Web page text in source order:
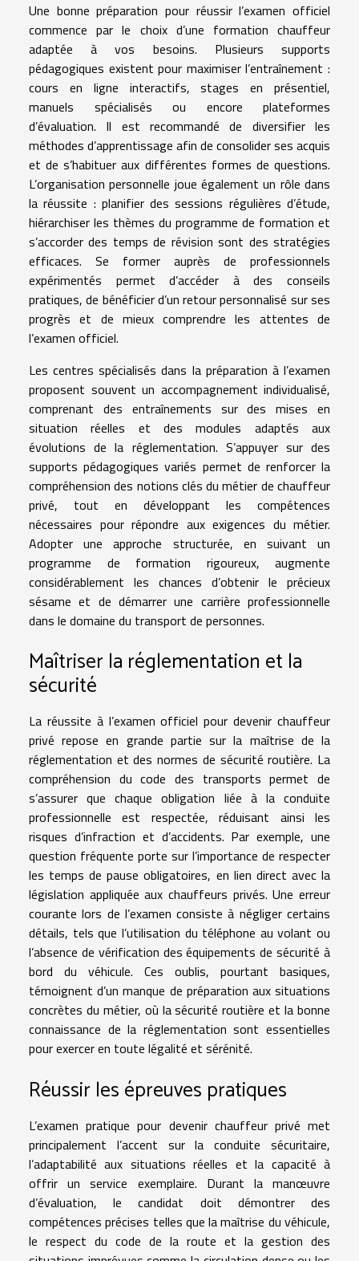
Une bonne préparation pour réussir l’examen officiel
commence par le choix d’une formation chauffeur
adaptée à vos besoins. Plusieurs supports
pédagogiques existent pour maximiser l’entraînement :
cours en ligne interactifs, stages en présentiel,
manuels spécialisés ou encore plateformes
d’évaluation. Il est recommandé de diversifier les
méthodes d’apprentissage afin de consolider ses acquis
et de s’habituer aux différentes formes de questions.
L’organisation personnelle joue également un rôle dans
la réussite : planifier des sessions régulières d’étude,
hiérarchiser les thèmes du programme de formation et
s’accorder des temps de révision sont des stratégies
efficaces. Se former auprès de professionnels
expérimentés permet d’accéder à des conseils
pratiques, de bénéficier d’un retour personnalisé sur ses
progrès et de mieux comprendre les attentes de
l’examen officiel.
Les centres spécialisés dans la préparation à l’examen
proposent souvent un accompagnement individualisé,
comprenant des entraînements sur des mises en
situation réelles et des modules adaptés aux
évolutions de la réglementation. S’appuyer sur des
supports pédagogiques variés permet de renforcer la
compréhension des notions clés du métier de chauffeur
privé, tout en développant les compétences
nécessaires pour répondre aux exigences du métier.
Adopter une approche structurée, en suivant un
programme de formation rigoureux, augmente
considérablement les chances d’obtenir le précieux
sésame et de démarrer une carrière professionnelle
dans le domaine du transport de personnes.
Maîtriser la réglementation et la
sécurité
La réussite à l’examen officiel pour devenir chauffeur
privé repose en grande partie sur la maîtrise de la
réglementation et des normes de sécurité routière. La
compréhension du code des transports permet de
s’assurer que chaque obligation liée à la conduite
professionnelle est respectée, réduisant ainsi les
risques d’infraction et d’accidents. Par exemple, une
question fréquente porte sur l’importance de respecter
les temps de pause obligatoires, en lien direct avec la
législation appliquée aux chauffeurs privés. Une erreur
courante lors de l’examen consiste à négliger certains
détails, tels que l’utilisation du téléphone au volant ou
l’absence de vérification des équipements de sécurité à
bord du véhicule. Ces oublis, pourtant basiques,
témoignent d’un manque de préparation aux situations
concrètes du métier, où la sécurité routière et la bonne
connaissance de la réglementation sont essentielles
pour exercer en toute légalité et sérénité.
Réussir les épreuves pratiques
L’examen pratique pour devenir chauffeur privé met
principalement l’accent sur la conduite sécuritaire,
l’adaptabilité aux situations réelles et la capacité à
offrir un service exemplaire. Durant la manœuvre
d’évaluation, le candidat doit démontrer des
compétences précises telles que la maîtrise du véhicule,
le respect du code de la route et la gestion des